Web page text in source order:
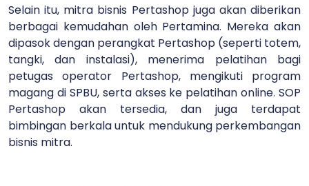
Selain itu, mitra bisnis Pertashop juga akan diberikan
berbagai kemudahan oleh Pertamina. Mereka akan
dipasok dengan perangkat Pertashop (seperti totem,
tangki, dan instalasi), menerima pelatihan bagi
petugas operator Pertashop, mengikuti program
magang di SPBU, serta akses ke pelatihan online. SOP
Pertashop akan tersedia, dan juga terdapat
bimbingan berkala untuk mendukung perkembangan
bisnis mitra.